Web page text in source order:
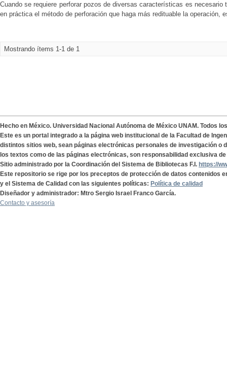
Cuando se requiere perforar pozos de diversas características es necesario
en práctica el método de perforación que haga más redituable la operación,
Mostrando ítems 1-1 de 1
Hecho en México. Universidad Nacional Autónoma de México UNAM. Todos
Este es un portal integrado a la página web institucional de la Facultad de
distintos sitios web, sean páginas electrónicas personales de investigación o
los textos como de las páginas electrónicas, son responsabilidad exclusiva
Sitio administrado por la Coordinación del Sistema de Bibliotecas F.I. https://
Este repositorio se rige por los preceptos de protección de datos contenidos
y el Sistema de Calidad con las siguientes políticas: Política de calidad
Diseñador y administrador: Mtro Sergio Israel Franco García.
Contacto y asesoría